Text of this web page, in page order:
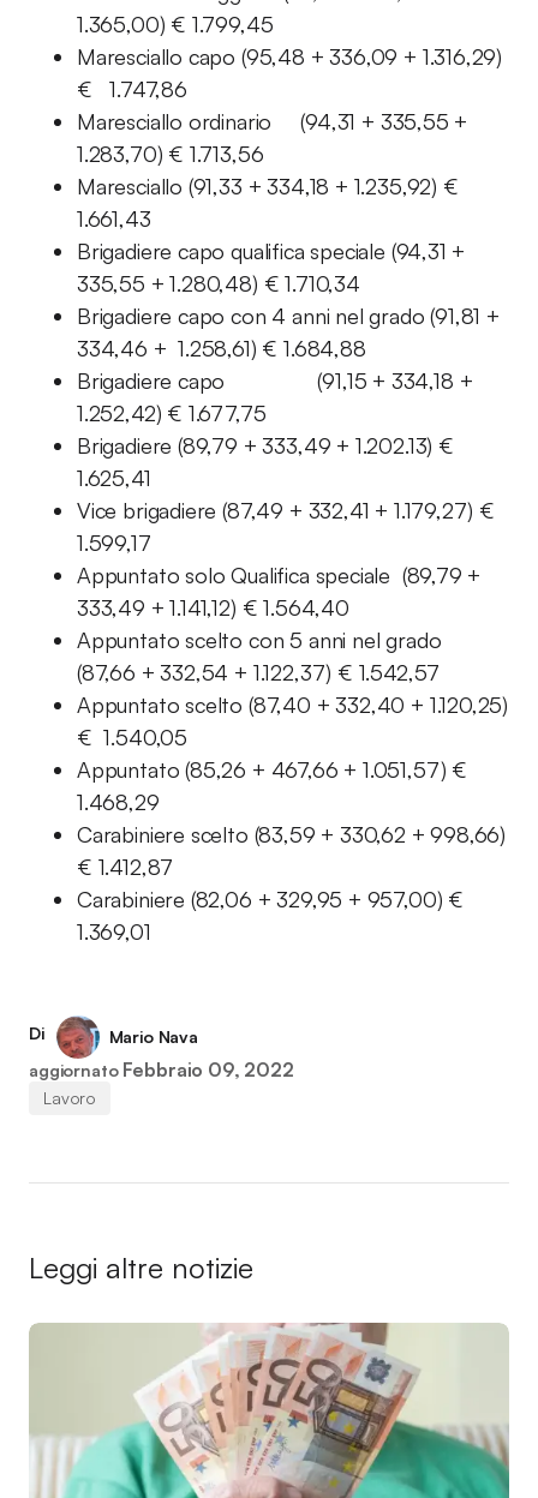
1.365,00) € 1.799,45
Maresciallo capo (95,48 + 336,09 + 1.316,29)
€ 1.747,86
Maresciallo ordinario (94,31 + 335,55 +
1.283,70) € 1.713,56
Maresciallo (91,33 + 334,18 + 1.235,92) €
1.661,43
Brigadiere capo qualifica speciale (94,31 +
335,55 + 1.280,48) € 1.710,34
Brigadiere capo con 4 anni nel grado (91,81 +
334,46 + 1.258,61) € 1.684,88
Brigadiere capo (91,15 + 334,18 +
1.252,42) € 1.677,75
Brigadiere (89,79 + 333,49 + 1.202.13) €
1.625,41
Vice brigadiere (87,49 + 332,41 + 1.179,27) €
1.599,17
Appuntato solo Qualifica speciale (89,79 +
333,49 + 1.141,12) € 1.564,40
Appuntato scelto con 5 anni nel grado
(87,66 + 332,54 + 1.122,37) € 1.542,57
Appuntato scelto (87,40 + 332,40 + 1.120,25)
€ 1.540,05
Appuntato (85,26 + 467,66 + 1.051,57) €
1.468,29
Carabiniere scelto (83,59 + 330,62 + 998,66)
€ 1.412,87
Carabiniere (82,06 + 329,95 + 957,00) €
1.369,01
Di
Mario Nava
aggiornato Febbraio 09, 2022
Lavoro
Leggi altre notizie